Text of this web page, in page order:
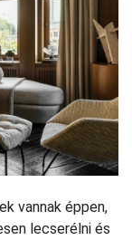
vannak éppen,
lecserélni és